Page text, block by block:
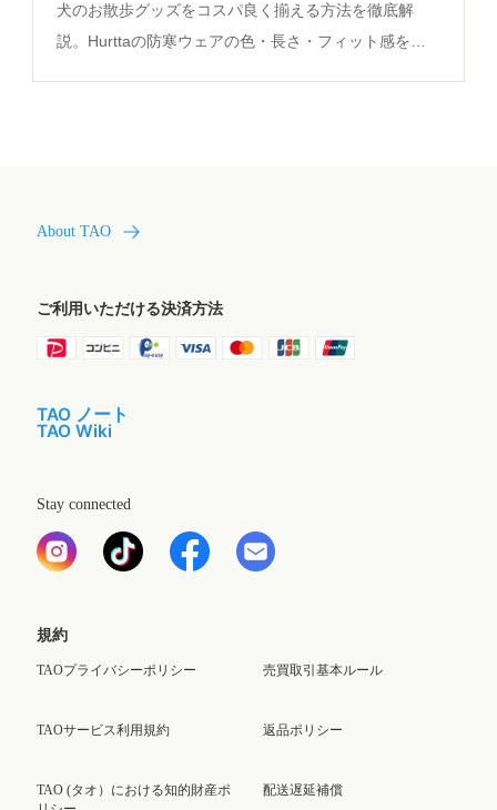
犬のお散歩グッズをコスパ良く揃える方法を徹底解
説。Hurttaの防寒ウェアの色・長さ・フィット感を活
About TAO
ご利用いただける決済方法
TAO ノート
TAO Wiki
Stay connected
規約
TAOプライバシーポリシー
TAOサービス利用規約
TAO (タオ）における知的財産ポ
売買取引基本ルール
返品ポリシー
配送遅延補償